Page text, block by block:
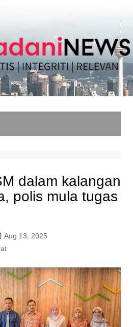
dalam kalangan
polis mula tugas
Aug 13, 2025